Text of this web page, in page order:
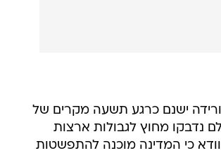
ישנם כרגע תשעה מקרים של
נדבקו מחוץ לגבולות ארצות
כי המדינה מוכנה להתפשטות